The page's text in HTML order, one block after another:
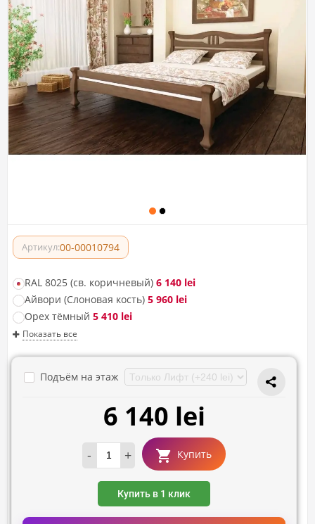
Артикул:00-00010794
RAL 8025 (св. коричневый) 6 140 lei
Айвори (Слоновая кость) 5 960 lei
Орех тёмный 5 410 lei
Показать все
Подъём на этаж
6 140 lei
- + Купить
Купить в 1 клик